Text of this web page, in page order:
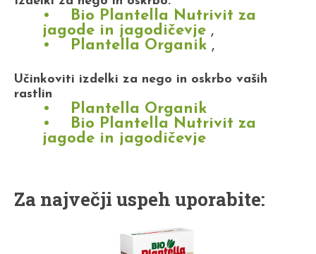
Bio Plantella Nutrivit za
jagode in jagodičevje ,
Plantella Organik ,
Učinkoviti izdelki za nego in oskrbo vaših
rastlin
Plantella Organik
Bio Plantella Nutrivit za
jagode in jagodičevje
Za največji uspeh uporabite: